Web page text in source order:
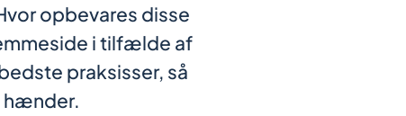
opbevares disse
i tilfælde af
praksisser, så
hænder.